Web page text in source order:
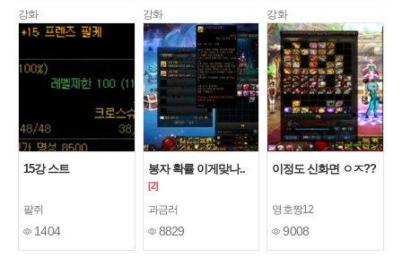
강화
15강 스트
팥쥐
1404
강화
봉자 확률 이게맞나..
[2]
과금러
8829
강화
이정도 신화면 ㅇㅈ??
영호짱12
9008